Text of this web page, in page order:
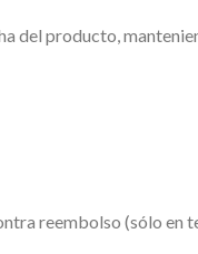
producto,
reembolso (sólo en